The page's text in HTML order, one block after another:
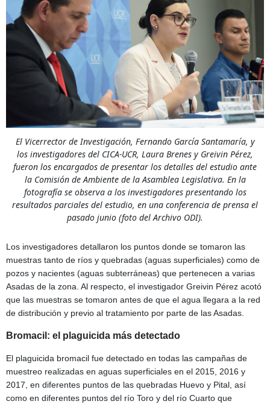
El Vicerrector de Investigación, Fernando García Santamaría, y
los investigadores del CICA-UCR, Laura Brenes y Greivin Pérez,
fueron los encargados de presentar los detalles del estudio ante
la Comisión de Ambiente de la Asamblea Legislativa. En la
fotografía se observa a los investigadores presentando los
resultados parciales del estudio, en una conferencia de prensa el
pasado junio (foto del Archivo ODI).
Los investigadores detallaron los puntos donde se tomaron las
muestras tanto de ríos y quebradas (aguas superficiales) como de
pozos y nacientes (aguas subterráneas) que pertenecen a varias
Asadas de la zona. Al respecto, el investigador Greivin Pérez acotó
que las muestras se tomaron antes de que el agua llegara a la red
de distribución y previo al tratamiento por parte de las Asadas.
Bromacil: el plaguicida más detectado
El plaguicida bromacil fue detectado en todas las campañas de
muestreo realizadas en aguas superficiales en el 2015, 2016 y
2017, en diferentes puntos de las quebradas Huevo y Pital, así
como en diferentes puntos del río Toro y del río Cuarto que